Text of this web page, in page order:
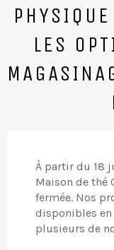
LES
À partir du 18
Maison de thé
fermée. Nos
disponibles
plusieurs de